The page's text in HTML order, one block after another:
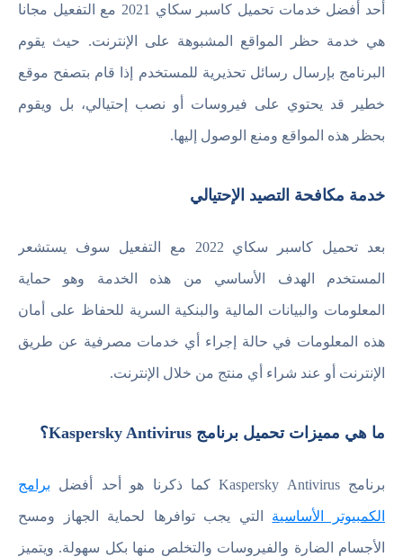
أحد أفضل خدمات تحميل كاسبر سكاي 2021 مع التفعيل مجانا
هي خدمة حظر المواقع المشبوهة على الإنترنت. حيث يقوم
البرنامج بإرسال رسائل تحذيرية للمستخدم إذا قام بتصفح موقع
خطير قد يحتوي على فيروسات أو نصب إحتيالي، بل ويقوم
بحظر هذه المواقع ومنع الوصول إليها.
خدمة مكافحة التصيد الإحتيالي
بعد تحميل كاسبر سكاي 2022 مع التفعيل سوف يستشعر
المستخدم الهدف الأساسي من هذه الخدمة وهو حماية
المعلومات والبيانات المالية والبنكية السرية للحفاظ على أمان
هذه المعلومات في حالة إجراء أي خدمات مصرفية عن طريق
الإنترنت أو عند شراء أي منتج من خلال الإنترنت.
ما هي مميزات تحميل برنامج Kaspersky Antivirus؟
برنامج Kaspersky Antivirus كما ذكرنا هو أحد أفضل برامج
الكمبيوتر الأساسية التي يجب توافرها لحماية الجهاز ومسح
الأجسام الضارة والفيروسات والتخلص منها بكل سهولة. ويتميز